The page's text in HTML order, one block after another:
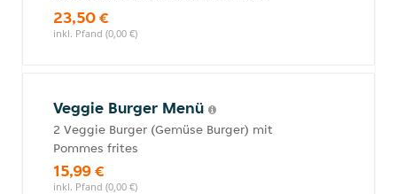
23,50 €
inkl. Pfand (0,00 €)
Veggie Burger Menü
2 Veggie Burger (Gemüse Burger) mit
Pommes frites
15,99 €
inkl. Pfand (0,00 €)